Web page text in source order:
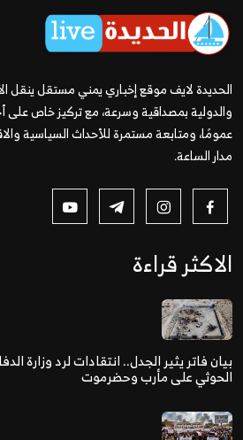
الحديدة لايف موقع إخباري يمني مستقل ينقل
والدولية بمصداقية وسرعة، مع تركيز خاص على
عمومًا، ومتابعة مستمرة للأحداث السياسية
مدار الساعة.
الاكثر قراءة
بيان فاتر يثير الجدل.. انتقادات لرد وزارة
الحوثي على مأرب وحضرموت